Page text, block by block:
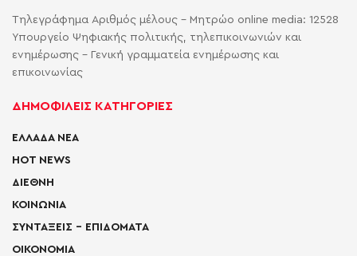
Τηλεγράφημα Αριθμός μέλους - Μητρώο online media: 12528
Υπουργείο Ψηφιακής πολιτικής, τηλεπικοινωνιών και
ενημέρωσης - Γενική γραμματεία ενημέρωσης και
επικοινωνίας
ΔΗΜΟΦΙΛΕΙΣ ΚΑΤΗΓΟΡΙΕΣ
ΕΛΛΑΔΑ ΝΕΑ
HOT NEWS
ΔΙΕΘΝΗ
ΚΟΙΝΩΝΙΑ
ΣΥΝΤΑΞΕΙΣ – ΕΠΙΔΟΜΑΤΑ
ΟΙΚΟΝΟΜΙΑ